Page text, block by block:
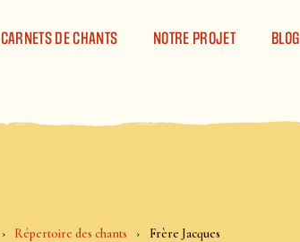
CARNETS DE CHANTS NOTRE PROJET BLOG
Répertoire des chants Frère Jacques